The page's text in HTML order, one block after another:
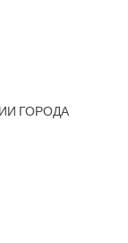
ГОРОДА